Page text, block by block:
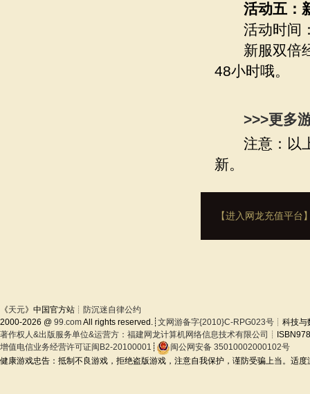
活动五：
活动时间：
新服双倍经
48小时哦。
>>>更多
注意：以上
新。
【进入网龙充值平台
《天元》中国官方站┊ 防沉迷自律公约
2000-2026 @ 99.comAll rights reserved.┊ 文网游备字{2010}C-RPG023号 ┊科技与
著作权人&出版服务单位&运营方：福建网龙计算机网络信息技术有限公司
增值电信业务经营许可证闽B2-20100001 ┊
闽公网安备 35010002000102号
健康游戏忠告：抵制不良游戏，拒绝盗版游戏，注意自我保护，谨防受骗上当。适